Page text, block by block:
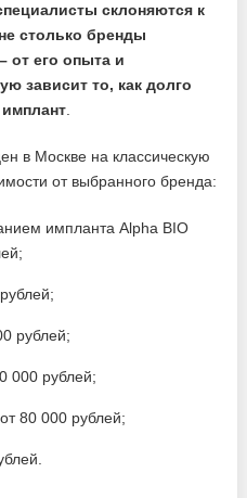
склоняются к
столько бренды
от его опыта и
зависит то, как долго
.
в Москве на классическую
от выбранного бренда:
импланта Alpha BIO
рублей;
000 рублей;
80 000 рублей;